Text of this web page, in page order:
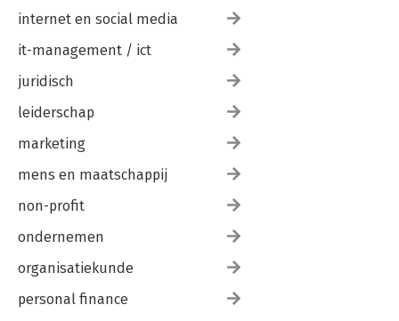
internet en social media
it-management / ict
juridisch
leiderschap
marketing
mens en maatschappij
non-profit
ondernemen
organisatiekunde
personal finance